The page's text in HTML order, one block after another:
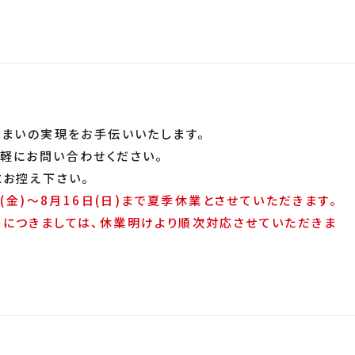
いの実現をお手伝いいたします。
にお問い合わせください。
控え下さい。
)～8月16日(日)まで夏季休業とさせていただきます。
つきましては、休業明けより順次対応させていただきま